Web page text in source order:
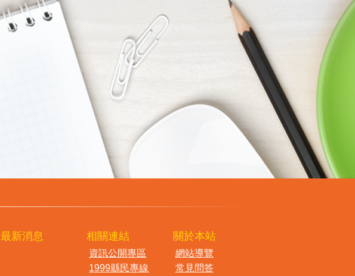
最新消息 相關連結
資訊公開專區
1999縣民專線
關於本站
網站導覽
常見問答